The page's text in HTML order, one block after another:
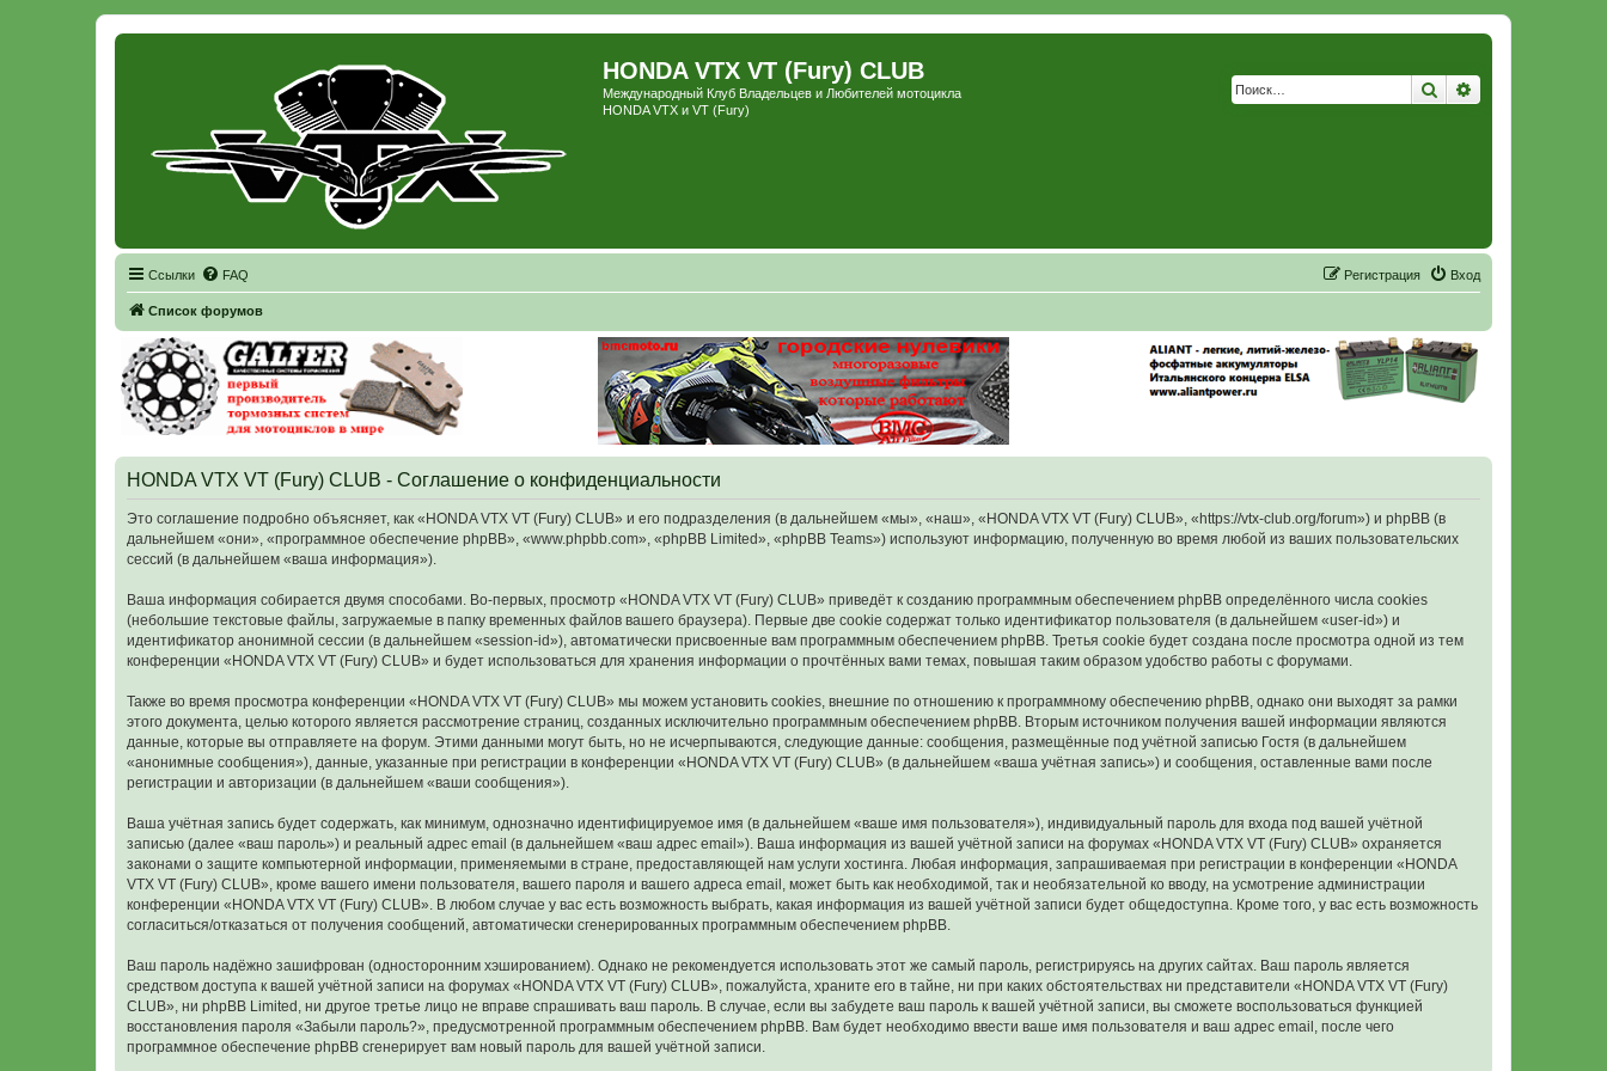
HONDA VTX VT (Fury) CLUB
Международный Клуб Владельцев и Любителей мотоцикла
HONDA VTX и VT (Fury)
Поиск
Ссылки FAQ Вход
Регистрация
Список форумов
HONDA VTX VT (Fury) CLUB - Соглашение о конфиденциальности
Это соглашение подробно объясняет, как «HONDA VTX VT (Fury) CLUB» и его подразделения (в дальнейшем «мы», «наш», «HONDA VTX VT (Fury) CLUB», «https://vtx-club.org/forum») и phpBB (в
дальнейшем «они», «программное обеспечение phpBB», «www.phpbb.com», «phpBB Limited», «phpBB Teams») используют информацию, полученную во время любой из ваших пользовательских
сессий (в дальнейшем «ваша информация»).
Ваша информация собирается двумя способами. Во-первых, просмотр «HONDA VTX VT (Fury) CLUB» приведёт к созданию программным обеспечением phpBB определённого числа cookies
(небольшие текстовые файлы, загружаемые в папку временных файлов вашего браузера). Первые две cookie содержат только идентификатор пользователя (в дальнейшем «user-id») и
идентификатор анонимной сессии (в дальнейшем «session-id»), автоматически присвоенные вам программным обеспечением phpBB. Третья cookie будет создана после просмотра одной из тем
конференции «HONDA VTX VT (Fury) CLUB» и будет использоваться для хранения информации о прочтённых вами темах, повышая таким образом удобство работы с форумами.
Также во время просмотра конференции «HONDA VTX VT (Fury) CLUB» мы можем установить cookies, внешние по отношению к программному обеспечению phpBB, однако они выходят за рамки
этого документа, целью которого является рассмотрение страниц, созданных исключительно программным обеспечением phpBB. Вторым источником получения вашей информации являются
данные, которые вы отправляете на форум. Этими данными могут быть, но не исчерпываются, следующие данные: сообщения, размещённые под учётной записью Гостя (в дальнейшем
«анонимные сообщения»), данные, указанные при регистрации в конференции «HONDA VTX VT (Fury) CLUB» (в дальнейшем «ваша учётная запись») и сообщения, оставленные вами после
регистрации и авторизации (в дальнейшем «ваши сообщения»).
Ваша учётная запись будет содержать, как минимум, однозначно идентифицируемое имя (в дальнейшем «ваше имя пользователя»), индивидуальный пароль для входа под вашей учётной
записью (далее «ваш пароль») и реальный адрес email (в дальнейшем «ваш адрес email»). Ваша информация из вашей учётной записи на форумах «HONDA VTX VT (Fury) CLUB» охраняется
законами о защите компьютерной информации, применяемыми в стране, предоставляющей нам услуги хостинга. Любая информация, запрашиваемая при регистрации в конференции «HONDA
VTX VT (Fury) CLUB», кроме вашего имени пользователя, вашего пароля и вашего адреса email, может быть как необходимой, так и необязательной ко вводу, на усмотрение администрации
конференции «HONDA VTX VT (Fury) CLUB». В любом случае у вас есть возможность выбрать, какая информация из вашей учётной записи будет общедоступна. Кроме того, у вас есть возможность
согласиться/отказаться от получения сообщений, автоматически сгенерированных программным обеспечением phpBB.
Ваш пароль надёжно зашифрован (односторонним хэшированием). Однако не рекомендуется использовать этот же самый пароль, регистрируясь на других сайтах. Ваш пароль является
средством доступа к вашей учётной записи на форумах «HONDA VTX VT (Fury) CLUB», пожалуйста, храните его в тайне, ни при каких обстоятельствах ни представители «HONDA VTX VT (Fury)
CLUB», ни phpBB Limited, ни другое третье лицо не вправе спрашивать ваш пароль. В случае, если вы забудете ваш пароль к вашей учётной записи, вы сможете воспользоваться функцией
восстановления пароля «Забыли пароль?», предусмотренной программным обеспечением phpBB. Вам будет необходимо ввести ваше имя пользователя и ваш адрес email, после чего
программное обеспечение phpBB сгенерирует вам новый пароль для вашей учётной записи.